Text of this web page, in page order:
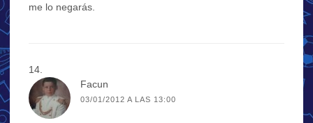
me lo negarás.
Facun
03/01/2012 A LAS 13:00